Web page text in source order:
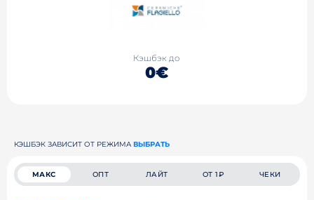
Кэшбэк до
0€
КЭШБЭК ЗАВИСИТ ОТ РЕЖИМА ВЫБРАТЬ
МАКС ОПТ ЛАЙТ ОТ 1₽ ЧЕКИ